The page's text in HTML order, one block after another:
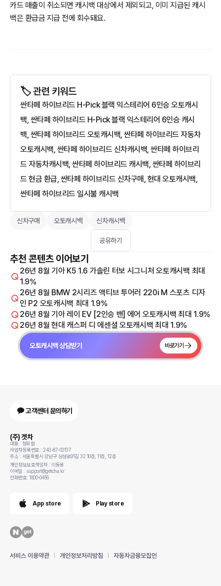
카드 매출이 취소되면 캐시백 대상에서 제외되고, 이미 지급된 캐시
백은 환급금 지급 전에 회수돼요.
🏷️ 관련 키워드
싼타페 하이브리드 H-Pick 블랙 익스테리어 6인승 오토캐시
백, 싼타페 하이브리드 H-Pick 블랙 익스테리어 6인승 캐시
백, 싼타페 하이브리드 오토캐시백, 싼타페 하이브리드 자동차
오토캐시백, 싼타페 하이브리드 신차캐시백, 싼타페 하이브리
드 자동차캐시백, 싼타페 하이브리드 캐시백, 싼타페 하이브리
드 현금 환급, 싼타페 하이브리드 신차구매, 현대 오토캐시백,
싼타페 하이브리드 일시불 캐시백
신차구매 오토캐시백 신차캐시백
공유하기
추천 콘텐츠 이어보기
26년 8월 기아 K5 1.6 가솔린 터보 시그니처 오토캐시백 최대
1.9%
26년 8월 BMW 2시리즈 액티브 투어러 220i M 스포츠 디자
인 P2 오토캐시백 최대 1.9%
26년 8월 기아 레이 EV [2인승 밴] 에어 오토캐시백 최대 1.9%
26년 8월 현대 캐스퍼 디 에센셜 오토캐시백 최대 1.9%
오토캐시백 상담받기 바로가기
고객센터 문의하기
(주) 겟차
대표 : 정유철
사업자등록번호 : 243-87-00137
주소 : 서울특별시 강남구 삼성로91길 32 10층, 11층, 12층
개인정보보호책임자 : 이동용
이메일 : support@getcha.kr
전화번호: 1800-0456
App store Play store
서비스 이용약관 개인정보처리방침 자동차금융모집인